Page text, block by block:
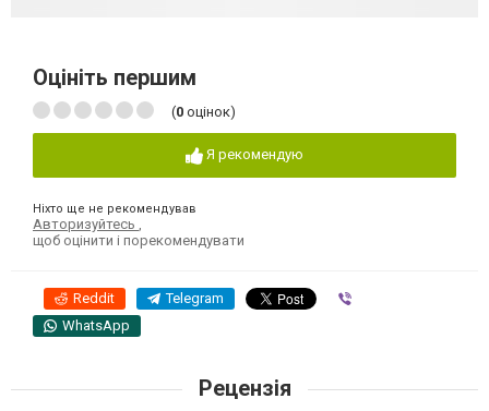
Оцініть першим
(0 оцінок)
Я рекомендую
Ніхто ще не рекомендував
Авторизуйтесь
щоб оцінити і порекомендувати
Reddit Telegram
WhatsApp
Рецензія